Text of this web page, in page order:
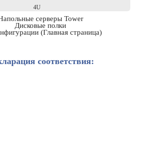
4U
серверы Tower
Дисковые полки
(Главная страница)
соответствия: